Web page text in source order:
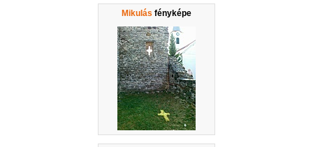
Mikulás fényképe